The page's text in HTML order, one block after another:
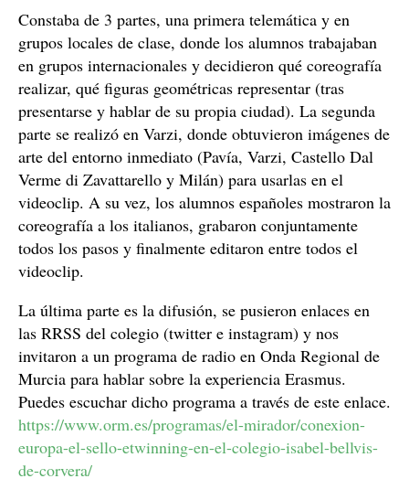
Constaba de 3 partes, una primera telemática y en
grupos locales de clase, donde los alumnos trabajaban
en grupos internacionales y decidieron qué coreografía
realizar, qué figuras geométricas representar (tras
presentarse y hablar de su propia ciudad). La segunda
parte se realizó en Varzi, donde obtuvieron imágenes de
arte del entorno inmediato (Pavía, Varzi, Castello Dal
Verme di Zavattarello y Milán) para usarlas en el
videoclip. A su vez, los alumnos españoles mostraron la
coreografía a los italianos, grabaron conjuntamente
todos los pasos y finalmente editaron entre todos el
videoclip.
La última parte es la difusión, se pusieron enlaces en
las RRSS del colegio (twitter e instagram) y nos
invitaron a un programa de radio en Onda Regional de
Murcia para hablar sobre la experiencia Erasmus.
Puedes escuchar dicho programa a través de este enlace.
https://www.orm.es/programas/el-mirador/conexion-
europa-el-sello-etwinning-en-el-colegio-isabel-bellvis-
de-corvera/